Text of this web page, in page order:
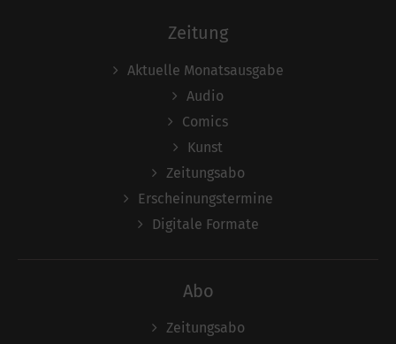
Zeitung
Aktuelle Monatsausgabe
Audio
Comics
Kunst
Zeitungsabo
Erscheinungstermine
Digitale Formate
Abo
Zeitungsabo